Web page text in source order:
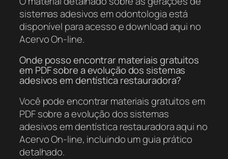
sistemas adesivos em odontologia está
disponível para acesso e download aqui no
Acervo On-line.
Onde posso encontrar materiais gratuitos
em PDF sobre a evolução dos sistemas
adesivos em dentística restauradora?
Você pode encontrar materiais gratuitos em
PDF sobre a evolução dos sistemas
adesivos em dentística restauradora aqui no
Acervo On-line, incluindo um guia prático
detalhado.